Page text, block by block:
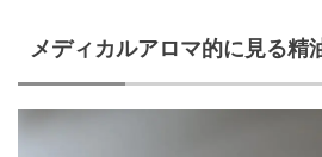
メディカルアロマ的に見る精